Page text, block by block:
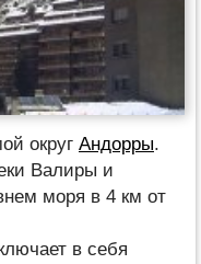
округ Андорры.
Валиры и
моря в 4 км от
в себя